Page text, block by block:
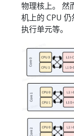
物理核上。 然
机上的 CPU
执行单元等。